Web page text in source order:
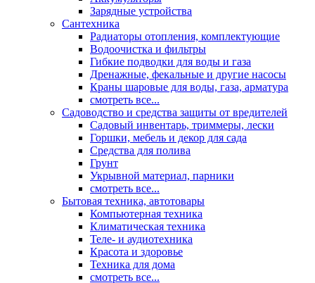
Зарядные устройства
Сантехника
Радиаторы отопления, комплектующие
Водоочистка и фильтры
Гибкие подводки для воды и газа
Дренажные, фекальные и другие насосы
Краны шаровые для воды, газа, арматура
смотреть все...
Садоводство и средства защиты от вредителей
Садовый инвентарь, триммеры, лески
Горшки, мебель и декор для сада
Средства для полива
Грунт
Укрывной материал, парники
смотреть все...
Бытовая техника, автотовары
Компьютерная техника
Климатическая техника
Теле- и аудиотехника
Красота и здоровье
Техника для дома
смотреть все...